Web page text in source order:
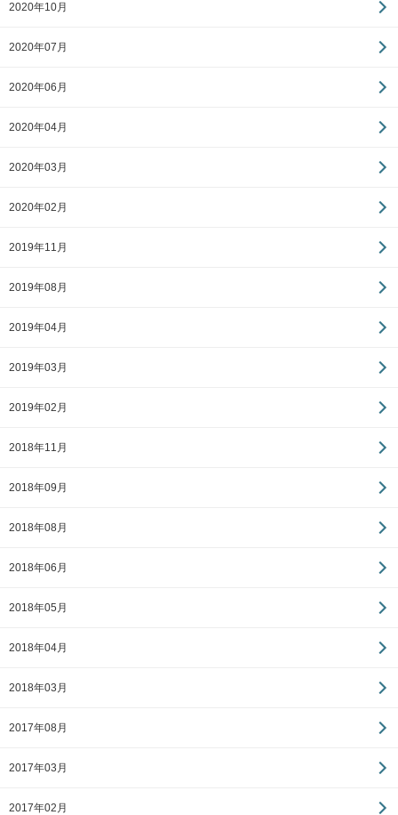
2020年10月
2020年07月
2020年06月
2020年04月
2020年03月
2020年02月
2019年11月
2019年08月
2019年04月
2019年03月
2019年02月
2018年11月
2018年09月
2018年08月
2018年06月
2018年05月
2018年04月
2018年03月
2017年08月
2017年03月
2017年02月